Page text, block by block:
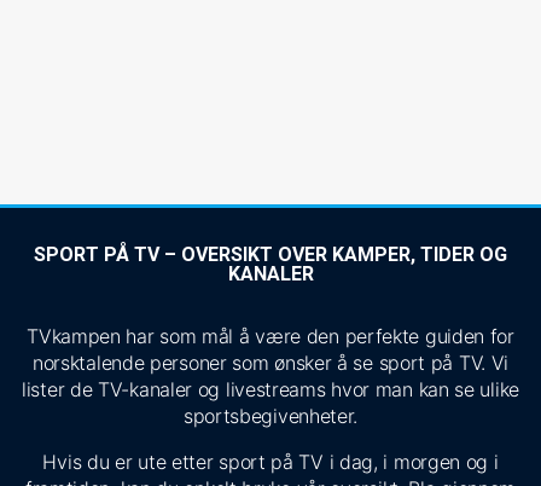
SPORT PÅ TV – OVERSIKT OVER KAMPER, TIDER OG
KANALER
TVkampen har som mål å være den perfekte guiden for
norsktalende personer som ønsker å se sport på TV. Vi
lister de TV-kanaler og livestreams hvor man kan se ulike
sportsbegivenheter.
Hvis du er ute etter sport på TV i dag, i morgen og i